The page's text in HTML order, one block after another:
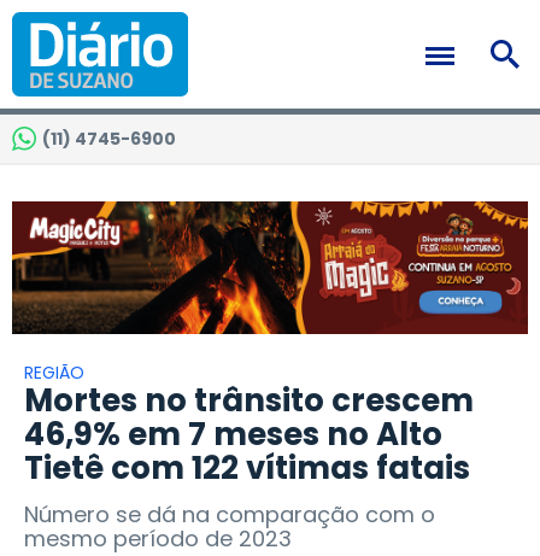
(11) 4745-6900
REGIÃO
Mortes no trânsito crescem
46,9% em 7 meses no Alto
Tietê com 122 vítimas fatais
Número se dá na comparação com o
mesmo período de 2023